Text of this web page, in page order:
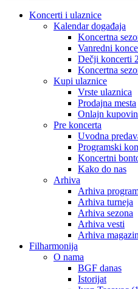
Koncerti i ulaznice
Kalendar događaja
Koncertna
Vanredni
Dečji koncerti
Koncertna
Kupi ulaznice
Vrste ulaznica
Prodajna mesta
Onlajn
Pre koncerta
Uvodna
Programski
Koncertni
Kako do nas
Arhiva
Arhiva
Arhiva turneja
Arhiva sezona
Arhiva vesti
Arhiva
Filharmonija
O nama
BGF danas
Istorijat